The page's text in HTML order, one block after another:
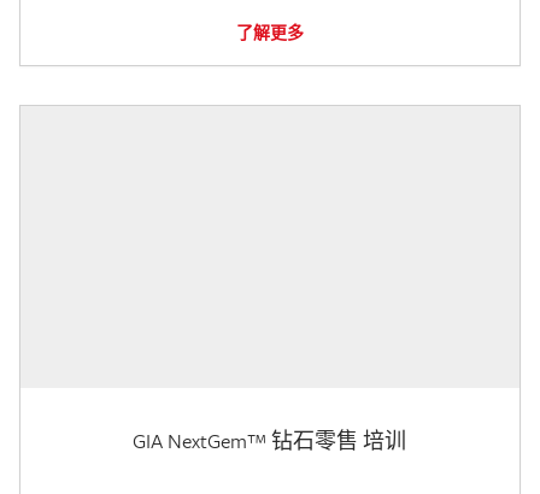
了解更多
GIA NextGem™ 钻石零售 培训